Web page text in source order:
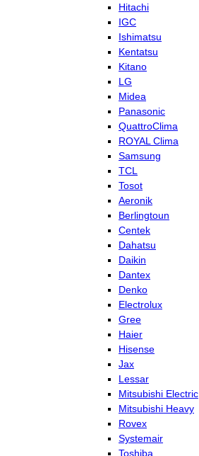
Hitachi
IGC
Ishimatsu
Kentatsu
Kitano
LG
Midea
Panasonic
QuattroClima
ROYAL Clima
Samsung
TCL
Tosot
Aeronik
Berlingtoun
Centek
Dahatsu
Daikin
Dantex
Denko
Electrolux
Gree
Haier
Hisense
Jax
Lessar
Mitsubishi Electric
Mitsubishi Heavy
Rovex
Systemair
Toshiba